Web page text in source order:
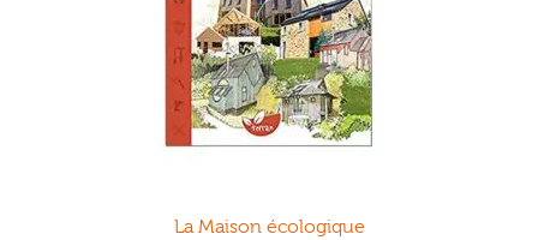
La Maison écologique